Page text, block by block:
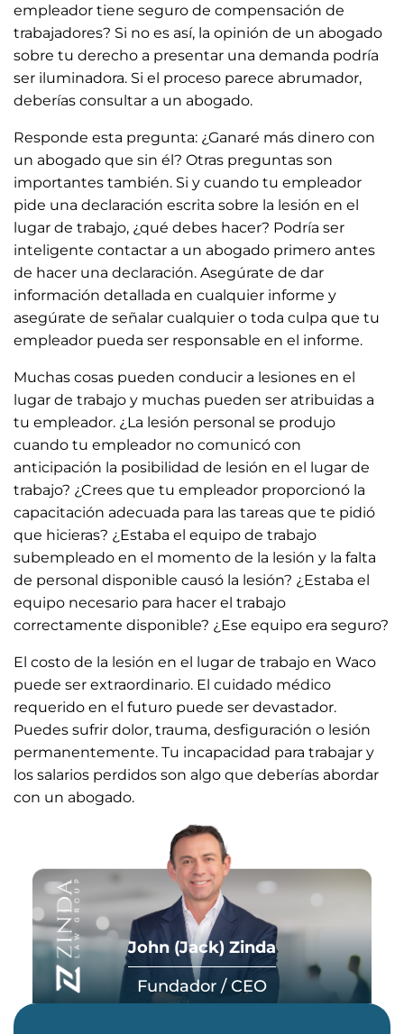
empleador tiene seguro de compensación de
trabajadores? Si no es así, la opinión de un abogado
sobre tu derecho a presentar una demanda podría
ser iluminadora. Si el proceso parece abrumador,
deberías consultar a un abogado.
Responde esta pregunta: ¿Ganaré más dinero con
un abogado que sin él? Otras preguntas son
importantes también. Si y cuando tu empleador
pide una declaración escrita sobre la lesión en el
lugar de trabajo, ¿qué debes hacer? Podría ser
inteligente contactar a un abogado primero antes
de hacer una declaración. Asegúrate de dar
información detallada en cualquier informe y
asegúrate de señalar cualquier o toda culpa que tu
empleador pueda ser responsable en el informe.
Muchas cosas pueden conducir a lesiones en el
lugar de trabajo y muchas pueden ser atribuidas a
tu empleador. ¿La lesión personal se produjo
cuando tu empleador no comunicó con
anticipación la posibilidad de lesión en el lugar de
trabajo? ¿Crees que tu empleador proporcionó la
capacitación adecuada para las tareas que te pidió
que hicieras? ¿Estaba el equipo de trabajo
subempleado en el momento de la lesión y la falta
de personal disponible causó la lesión? ¿Estaba el
equipo necesario para hacer el trabajo
correctamente disponible? ¿Ese equipo era seguro?
El costo de la lesión en el lugar de trabajo en Waco
puede ser extraordinario. El cuidado médico
requerido en el futuro puede ser devastador.
Puedes sufrir dolor, trauma, desfiguración o lesión
permanentemente. Tu incapacidad para trabajar y
los salarios perdidos son algo que deberías abordar
con un abogado.
John (Jack) Zinda
Fundador / CEO